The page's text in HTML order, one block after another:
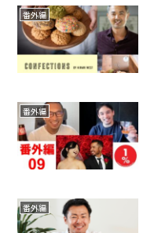
番外編
番外編
番外編